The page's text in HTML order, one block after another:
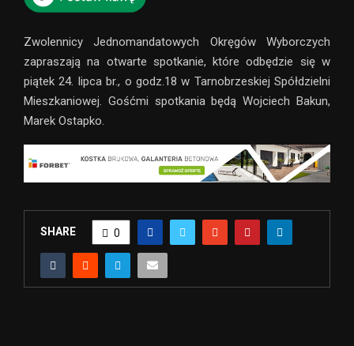
Zwolennicy Jednomandatowych Okręgów Wyborczych
zapraszają na otwarte spotkanie, które odbędzie się w
piątek 24. lipca br., o godz.18 w Tarnobrzeskiej Spółdzielni
Mieszkaniowej. Gośćmi spotkania będą Wojciech Bakun,
Marek Ostapko.
SHARE 0